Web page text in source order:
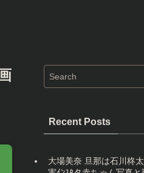
Recent Posts
大場美奈 旦那は石川柊